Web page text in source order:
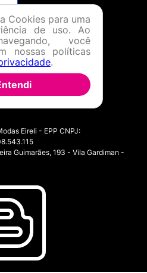
Eireli - EPP CNPJ:
Guimarães, 193 - Vila Gardiman -
Cookies para uma
de uso. Ao
você
nossas políticas
.